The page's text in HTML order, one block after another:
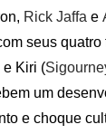
Rick Jaffa e
seus
e Kiri (
um
e choque